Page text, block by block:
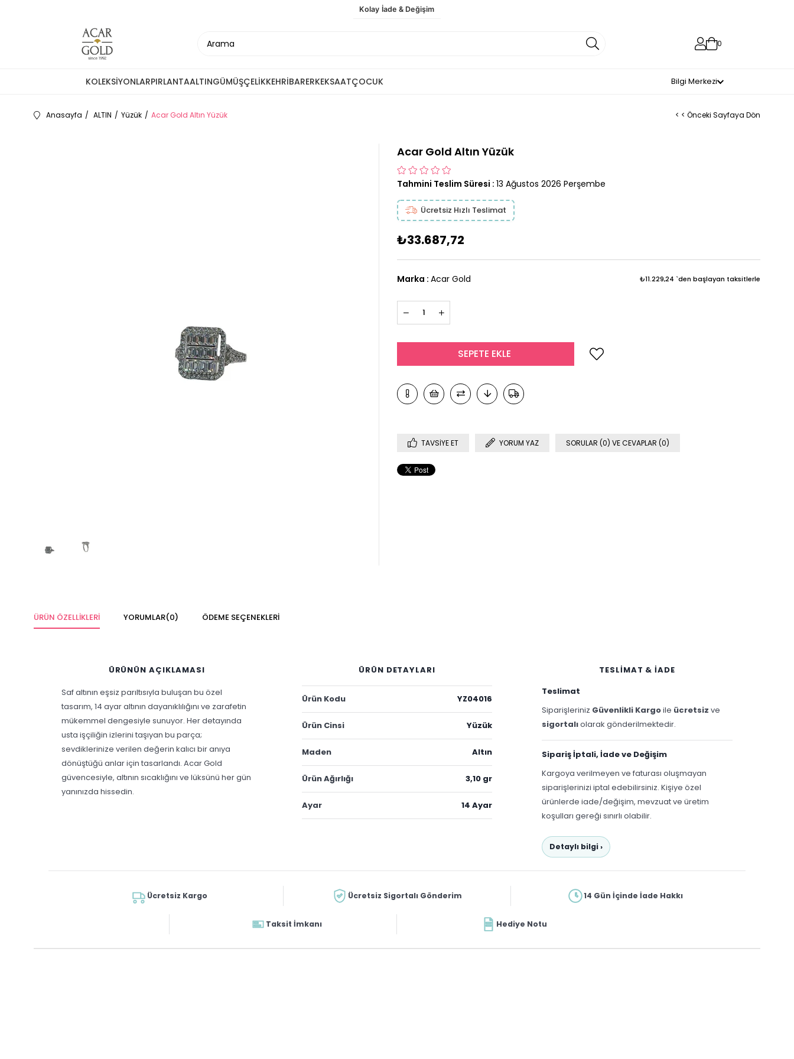
Kolay İade & Değişim
0
KOLEKSİYONLARPIRLANTAALTINGÜMÜŞÇELİKKEHRİBARERKEKSAATÇOCUK Bilgi Merkezi
Anasayfa ALTIN Yüzük Acar Gold Altın Yüzük < < Önceki Sayfaya Dön
Acar Gold Altın Yüzük
Tahmini Teslim Süresi : 13 Ağustos 2026 Perşembe
Ücretsiz Hızlı Teslimat
₺33.687,72
Marka : Acar Gold ₺11.229,24 `den başlayan taksitlerle
TAVSIYE ET YORUM YAZ SORULAR (0) VE CEVAPLAR (0)
ÜRÜN ÖZELLIKLERI YORUMLAR(0) ÖDEME SEÇENEKLERI
ÜRÜNÜN AÇIKLAMASI
Saf altının eşsiz parıltısıyla buluşan bu özel
tasarım, 14 ayar altının dayanıklılığını ve zarafetin
mükemmel dengesiyle sunuyor. Her detayında
usta işçiliğin izlerini taşıyan bu parça;
sevdiklerinize verilen değerin kalıcı bir anıya
dönüştüğü anlar için tasarlandı. Acar Gold
güvencesiyle, altının sıcaklığını ve lüksünü her gün
yanınızda hissedin.
ÜRÜN DETAYLARI
Ürün Kodu YZ04016
Ürün Cinsi Yüzük
Maden Altın
Ürün Ağırlığı 3,10 gr
Ayar 14 Ayar
TESLİMAT & İADE
Teslimat
Siparişleriniz Güvenlikli Kargoile ücretsiz ve
sigortalıolarak gönderilmektedir.
Sipariş İptali, İade ve Değişim
Kargoya verilmeyen ve faturası oluşmayan
siparişlerinizi iptal edebilirsiniz. Kişiye özel
ürünlerde iade/değişim, mevzuat ve üretim
koşulları gereği sınırlı olabilir.
Detaylı bilgi ›
Ücretsiz Kargo Ücretsiz Sigortalı Gönderim 14 Gün İçinde İade Hakkı
Taksit İmkanı Hediye Notu